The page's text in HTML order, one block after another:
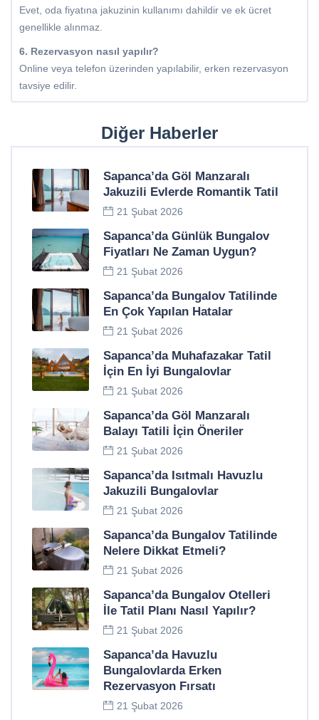
Evet, oda fiyatına jakuzinin kullanımı dahildir ve ek ücret
genellikle alınmaz.
6. Rezervasyon nasıl yapılır?
Online veya telefon üzerinden yapılabilir, erken rezervasyon
tavsiye edilir.
Diğer Haberler
Sapanca’da Göl Manzaralı
Jakuzili Evlerde Romantik Tatil
21 Şubat 2026
Sapanca’da Günlük Bungalov
Fiyatları Ne Zaman Uygun?
21 Şubat 2026
Sapanca’da Bungalov Tatilinde
En Çok Yapılan Hatalar
21 Şubat 2026
Sapanca’da Muhafazakar Tatil
İçin En İyi Bungalovlar
21 Şubat 2026
Sapanca’da Göl Manzaralı
Balayı Tatili İçin Öneriler
21 Şubat 2026
Sapanca’da Isıtmalı Havuzlu
Jakuzili Bungalovlar
21 Şubat 2026
Sapanca’da Bungalov Tatilinde
Nelere Dikkat Etmeli?
21 Şubat 2026
Sapanca’da Bungalov Otelleri
İle Tatil Planı Nasıl Yapılır?
21 Şubat 2026
Sapanca’da Havuzlu
Bungalovlarda Erken
Rezervasyon Fırsatı
21 Şubat 2026